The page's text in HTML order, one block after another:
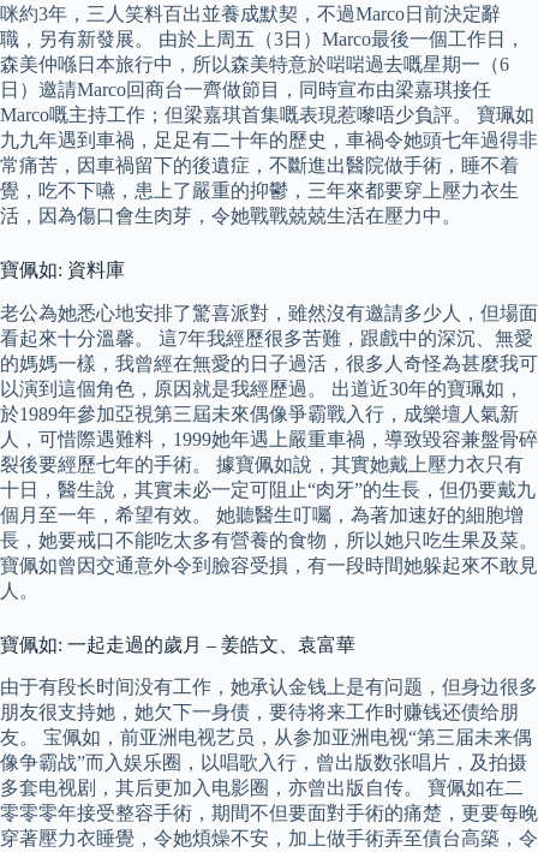
咪約3年，三人笑料百出並養成默契，不過Marco日前決定辭
職，另有新發展。 由於上周五（3日）Marco最後一個工作日，
森美仲喺日本旅行中，所以森美特意於啱啱過去嘅星期一（6
日）邀請Marco回商台一齊做節目，同時宣布由梁嘉琪接任
Marco嘅主持工作；但梁嘉琪首集嘅表現惹嚟唔少負評。 寶珮如
九九年遇到車禍，足足有二十年的歷史，車禍令她頭七年過得非
常痛苦，因車禍留下的後遺症，不斷進出醫院做手術，睡不着
覺，吃不下嚥，患上了嚴重的抑鬱，三年來都要穿上壓力衣生
活，因為傷口會生肉芽，令她戰戰兢兢生活在壓力中。
寶佩如: 資料庫
老公為她悉心地安排了驚喜派對，雖然沒有邀請多少人，但場面
看起來十分溫馨。 這7年我經歷很多苦難，跟戲中的深沉、無愛
的媽媽一樣，我曾經在無愛的日子過活，很多人奇怪為甚麼我可
以演到這個角色，原因就是我經歷過。 出道近30年的寶珮如，
於1989年參加亞視第三屆未來偶像爭霸戰入行，成樂壇人氣新
人，可惜際遇難料，1999她年遇上嚴重車禍，導致毀容兼盤骨碎
裂後要經歷七年的手術。 據寶佩如說，其實她戴上壓力衣只有
十日，醫生說，其實未必一定可阻止“肉牙”的生長，但仍要戴九
個月至一年，希望有效。 她聽醫生叮囑，為著加速好的細胞增
長，她要戒口不能吃太多有營養的食物，所以她只吃生果及菜。
寶佩如曾因交通意外令到臉容受損，有一段時間她躲起來不敢見
人。
寶佩如: 一起走過的歲月 – 姜皓文、袁富華
由于有段长时间没有工作，她承认金钱上是有问题，但身边很多
朋友很支持她，她欠下一身债，要待将来工作时赚钱还债给朋
友。 宝佩如，前亚洲电视艺员，从参加亚洲电视“第三届未来偶
像争霸战”而入娱乐圈，以唱歌入行，曾出版数张唱片，及拍摄
多套电视剧，其后更加入电影圈，亦曾出版自传。 寶佩如在二
零零零年接受整容手術，期間不但要面對手術的痛楚，更要每晚
穿著壓力衣睡覺，令她煩燥不安，加上做手術弄至債台高築，令